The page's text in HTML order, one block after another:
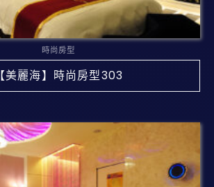
時尚房型
【美麗海】時尚房型303